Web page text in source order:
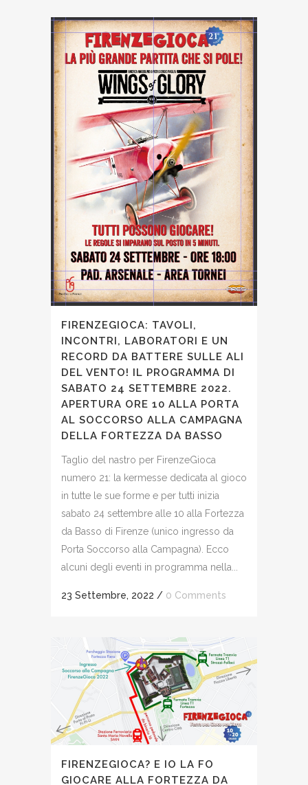
FIRENZEGIOCA: TAVOLI,
INCONTRI, LABORATORI E UN
RECORD DA BATTERE SULLE ALI
DEL VENTO! IL PROGRAMMA DI
SABATO 24 SETTEMBRE 2022.
APERTURA ORE 10 ALLA PORTA
AL SOCCORSO ALLA CAMPAGNA
DELLA FORTEZZA DA BASSO
Taglio del nastro per FirenzeGioca
numero 21: la kermesse dedicata al gioco
in tutte le sue forme e per tutti inizia
sabato 24 settembre alle 10 alla Fortezza
da Basso di Firenze (unico ingresso da
Porta Soccorso alla Campagna). Ecco
alcuni degli eventi in programma nella...
23 Settembre, 2022 / 0 Comments
FIRENZEGIOCA? E IO LA FO
GIOCARE ALLA FORTEZZA DA